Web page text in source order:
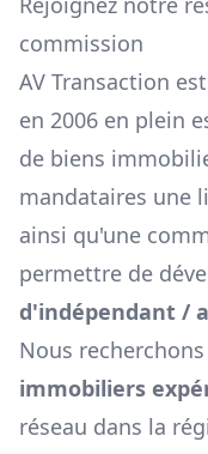
commission
AV Transaction
en 2006 en plein
de biens
mandataires une
ainsi qu'une
permettre de
d'indépendant /
Nous
immobiliers
réseau dans la